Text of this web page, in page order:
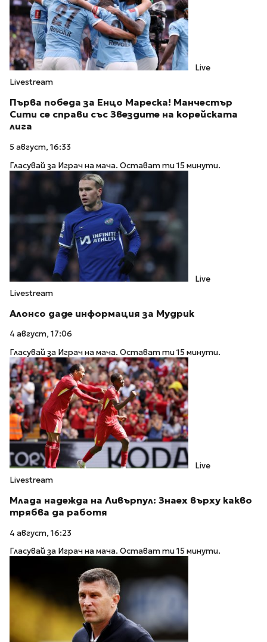
Live
Livestream
Първа победа за Енцо Мареска! Манчестър
Сити се справи със Звездите на корейската
лига
5 август, 16:33
Гласувай за Играч на мача. Остават ти 15 минути.
Live
Livestream
Алонсо даде информация за Мудрик
4 август, 17:06
Гласувай за Играч на мача. Остават ти 15 минути.
Live
Livestream
Млада надежда на Ливърпул: Знаех върху какво
трябва да работя
4 август, 16:23
Гласувай за Играч на мача. Остават ти 15 минути.